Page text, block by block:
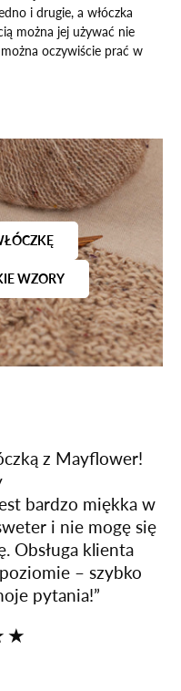
i drugie, a włóczka
można jej używać nie
oczywiście prać w
WZORY
z Mayflower!
bardzo miękka w
i nie mogę się
Obsługa klienta
– szybko
pytania!”